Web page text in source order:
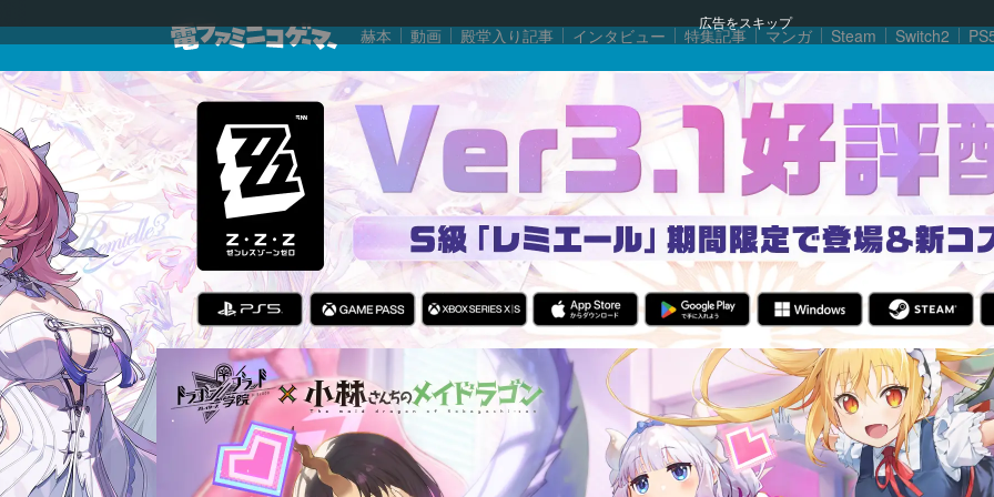
広告をスキップ
赫本 動画 殿堂入り記事 インタビュー 特集記事 マンガ Steam Switch2